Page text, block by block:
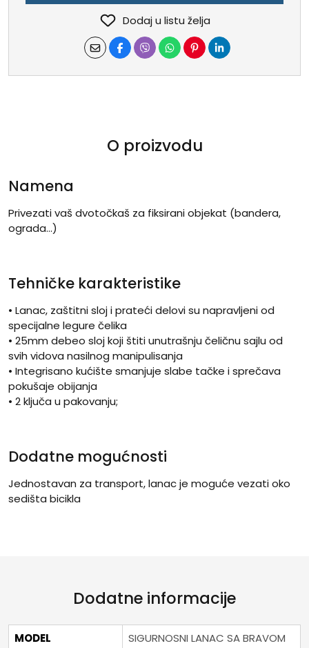
Dodaj u listu želja
O proizvodu
Namena
Privezati vaš dvotočkaš za fiksirani objekat (bandera,
ograda…)
Tehničke karakteristike
• Lanac, zaštitni sloj i prateći delovi su napravljeni od
specijalne legure čelika
• 25mm debeo sloj koji štiti unutrašnju čeličnu sajlu od
svih vidova nasilnog manipulisanja
• Integrisano kućište smanjuje slabe tačke i sprečava
pokušaje obijanja
• 2 ključa u pakovanju;
Dodatne mogućnosti
Jednostavan za transport, lanac je moguće vezati oko
sedišta bicikla
Dodatne informacije
MODEL
SIGURNOSNI LANAC SA BRAVOM